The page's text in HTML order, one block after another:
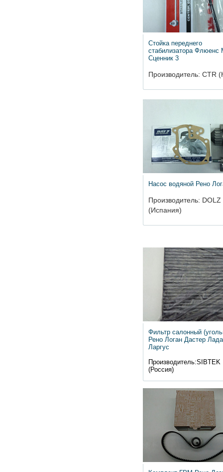
Стойка переднего
стабилизатора Флюенс
Сценник 3
Производитель: CTR
Насос водяной Рено
Производитель: DOLZ
(Испания)
Фильтр салонный
Рено Логан Дастер Лада
Ларгус
Производитель:SIBTEK
(Россия)